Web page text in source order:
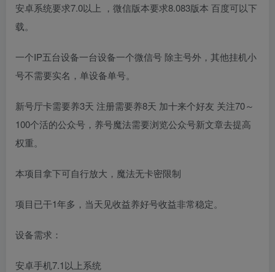
安卓系统要求7.0以上 ，微信版本要求8.083版本 百度可以下
载。
一个IP五台设备一台设备一个微信号 除主号外，其他挂机小
号不需要实名，单设备单号。
新号厅卡需要养3天 注册需要养8天 加十来个好友 关注70～
100个活的公众号，养号魔法需要浏览公众号新文章去提高
权重。
本项目拿下可自行放大，魔法无卡密限制
项目已干1年多，当天见收益养好号收益非常稳定。
设备需求：
安卓手机7.1以上系统